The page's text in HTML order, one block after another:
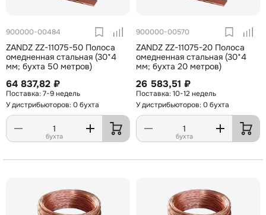
900000-00484
ZANDZ ZZ-11075-50 Полоса
омедненная стальная (30*4
мм; бухта 50 метров)
64 837,82 ₽
7-9 недель
У дистрибьюторов: 0 бухта
бухта
900000-00570
ZANDZ ZZ-11075-20 Полоса
омедненная стальная (30*4
мм; бухта 20 метров)
26 583,51 ₽
10-12 недель
У дистрибьюторов: 0 бухта
бухта